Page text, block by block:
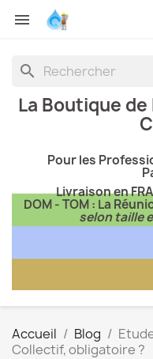

search
La Boutique
Pour les
Livraison en
DOM - TOM : La
selon taille
Accueil Blog
Collectif, obligatoire ?